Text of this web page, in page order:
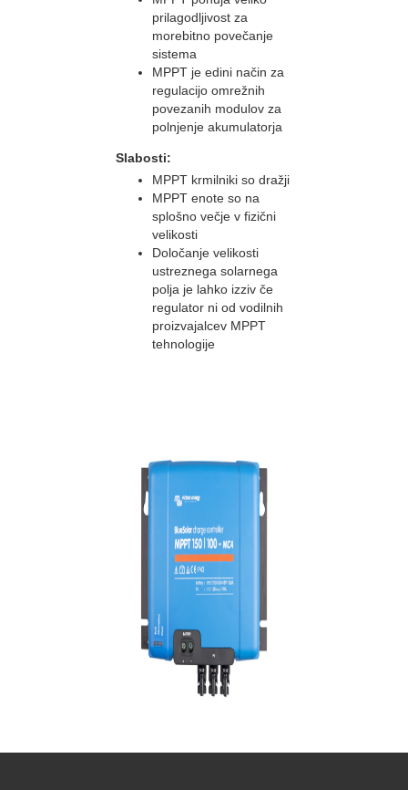
prilagodljivost za
morebitno povečanje
sistema
MPPT je edini način za
regulacijo omrežnih
povezanih modulov za
polnjenje akumulatorja
Slabosti:
MPPT krmilniki so dražji
MPPT enote so na
splošno večje v fizični
velikosti
Določanje velikosti
ustreznega solarnega
polja je lahko izziv če
regulator ni od vodilnih
proizvajalcev MPPT
tehnologije